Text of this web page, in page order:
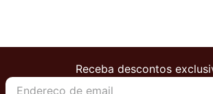
Receba descontos